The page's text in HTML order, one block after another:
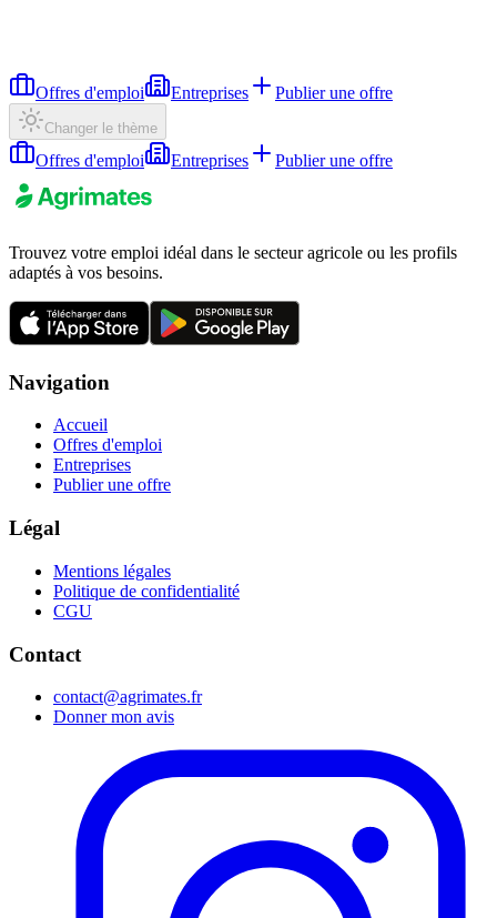
Offres d'emploi Entreprises Publier une offre
Changer le thème
Offres d'emploi Entreprises Publier une offre
Trouvez votre emploi idéal dans le secteur agricole ou les profils
adaptés à vos besoins.
Navigation
Accueil
Offres d'emploi
Entreprises
Publier une offre
Légal
Mentions légales
Politique de confidentialité
CGU
Contact
contact@agrimates.fr
Donner mon avis